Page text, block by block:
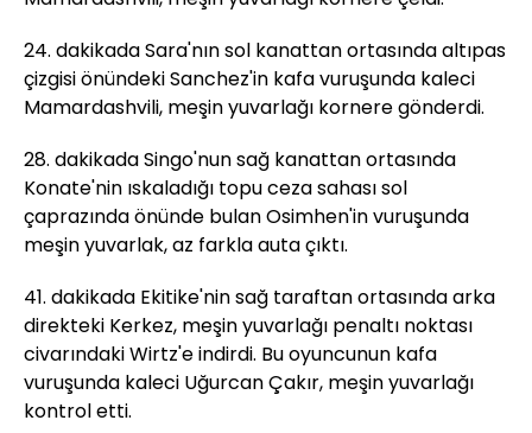
24. dakikada Sara'nın sol kanattan ortasında altıpas
çizgisi önündeki Sanchez'in kafa vuruşunda kaleci
Mamardashvili, meşin yuvarlağı kornere gönderdi.
28. dakikada Singo'nun sağ kanattan ortasında
Konate'nin ıskaladığı topu ceza sahası sol
çaprazında önünde bulan Osimhen'in vuruşunda
meşin yuvarlak, az farkla auta çıktı.
41. dakikada Ekitike'nin sağ taraftan ortasında arka
direkteki Kerkez, meşin yuvarlağı penaltı noktası
civarındaki Wirtz'e indirdi. Bu oyuncunun kafa
vuruşunda kaleci Uğurcan Çakır, meşin yuvarlağı
kontrol etti.